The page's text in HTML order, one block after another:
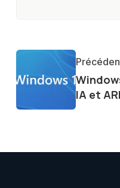
IA et